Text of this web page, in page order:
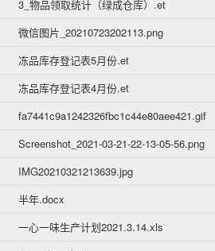
3_物品领取统计（绿成仓库）.et
微信图片_20210723202113.png
冻品库存登记表5月份.et
冻品库存登记表4月份.et
fa7441c9a1242326fbc1c44e80aee421.gif
Screenshot_2021-03-21-22-13-05-56.png
IMG20210321213639.jpg
半年.docx
一心一味生产计划2021.3.14.xls